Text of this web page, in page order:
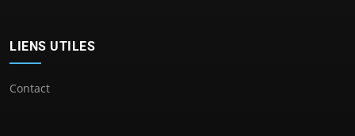
LIENS UTILES
Contact